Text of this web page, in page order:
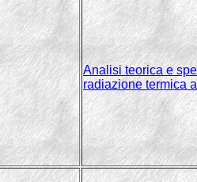
Analisi teorica e
radiazione termica